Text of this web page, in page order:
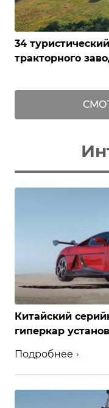
34
тракторного
Китайский
гиперкар
Подробнее